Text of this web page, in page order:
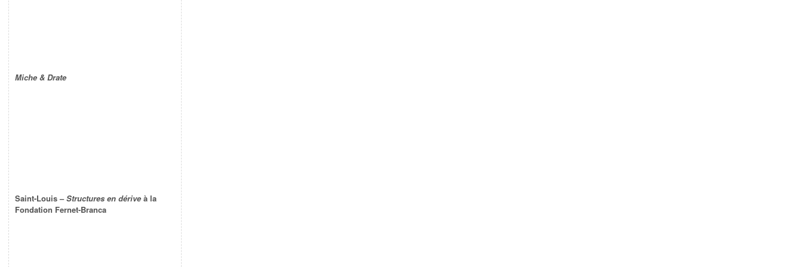
Miche & Drate
Saint-Louis –Structures en dérive à la
Fondation Fernet-Branca